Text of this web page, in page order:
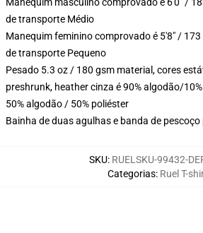
de transporte Médio
Manequim feminino comprovado é 5'8" /
de transporte Pequeno
Pesado 5.3 oz / 180 gsm material, cores
preshrunk, heather cinza é 90% algodão/
50% algodão / 50% poliéster
Bainha de duas agulhas e banda de
SKU: RUELSKU-99432-
Categorias: Ruel T-